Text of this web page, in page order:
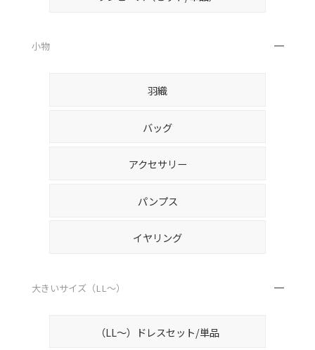
小物
羽織
バッグ
アクセサリー
パンプス
イヤリング
大きいサイズ（LL～）
（LL～）ドレスセット/単品